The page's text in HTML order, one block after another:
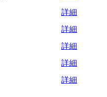
詳細
詳細
詳細
詳細
詳細